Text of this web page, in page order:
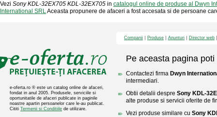
Vezi Sony KDL-32EX705 KDL-32EX705 in catalogul online de produse al Dwyn
International SRLAceasta propunere de afaceri a fost accesata si de persoane
e-oferta.ro ® este un catalog online de afaceri,
fondat in anul 2005. Produsele, serviciile si
oportunitatile de afaceri publicate in paginile
noastre apartin persoanelor care le-au publicat.
Cititi Termenii si Conditiile de utilizare.
Companii Produse Anunturi Director web
Pe aceasta pagina poti
Contactezi firma Dwyn
intermediari.
Obtii detalii despre Sony KDL-
alte produse si servicii oferite de
Vezi produse similare cu Sony